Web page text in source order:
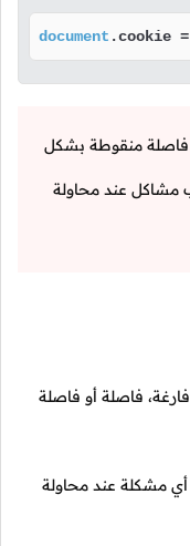
document .cookie =
فاصلة منقوطة بشكل
مشاكل عند محاولة
فاصلة أو فاصلة
مشكلة عند محاولة